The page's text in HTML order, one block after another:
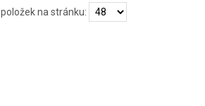
položek na stránku: